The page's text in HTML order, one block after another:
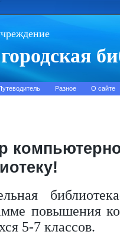
Разное О сайте
повышения
5-7 классов.